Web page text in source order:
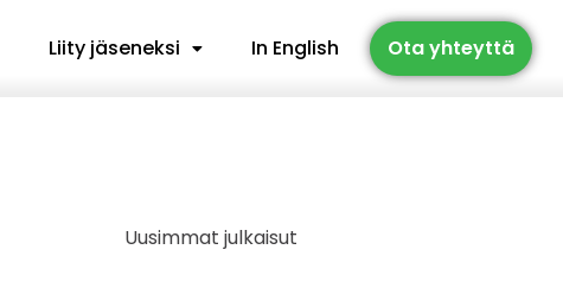
Liity jäseneksi In English Ota yhteyttä
Uusimmat julkaisut